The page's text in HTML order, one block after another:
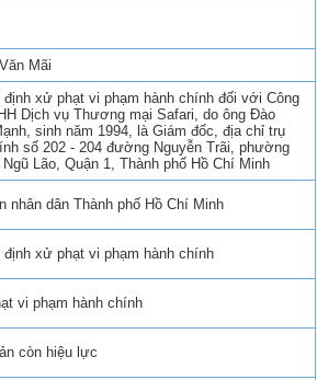
Mãi
định xử phạt vi phạm hành chính đối với Công
Dịch vụ Thương mại Safari, do ông Đào
sinh năm 1994, là Giám đốc, địa chỉ trụ
số 202 - 204 đường Nguyễn Trãi, phường
Ngũ Lão, Quận 1, Thành phố Hồ Chí Minh
nhân dân Thành phố Hồ Chí Minh
định xử phạt vi phạm hành chính
vi phạm hành chính
còn hiệu lực